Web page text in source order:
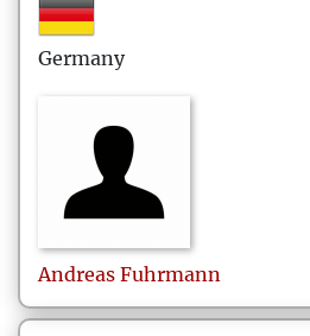
Germany
Andreas Fuhrmann